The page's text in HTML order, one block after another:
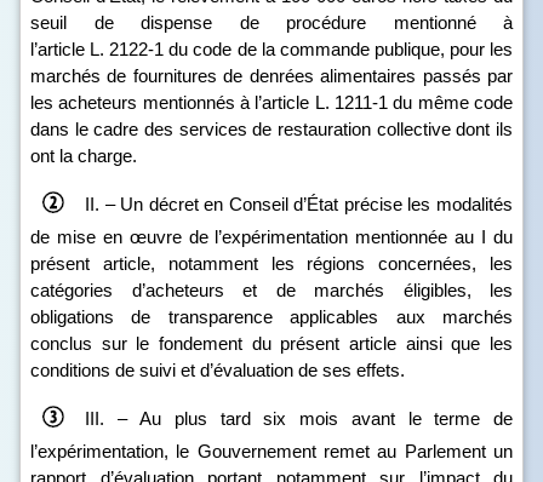
seuil de dispense de procédure mentionné à
l’article L. 2122‑1 du code de la commande publique, pour les
marchés de fournitures de denrées alimentaires passés par
les acheteurs mentionnés à l’article L. 1211‑1 du même code
dans le cadre des services de restauration collective dont ils
ont la charge.
II. – Un décret en Conseil d’État précise les modalités
de mise en œuvre de l’expérimentation mentionnée au I du
présent article, notamment les régions concernées, les
catégories d’acheteurs et de marchés éligibles, les
obligations de transparence applicables aux marchés
conclus sur le fondement du présent article ainsi que les
conditions de suivi et d’évaluation de ses effets.
III. – Au plus tard six mois avant le terme de
l’expérimentation, le Gouvernement remet au Parlement un
rapport d’évaluation portant notamment sur l’impact du